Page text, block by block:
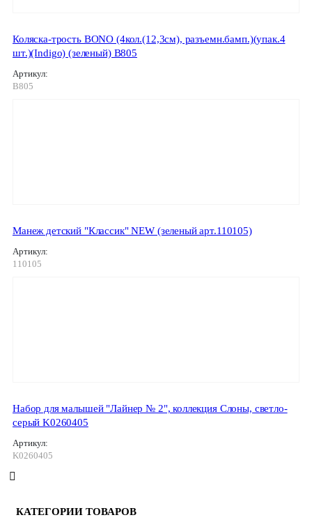
Коляска-трость BONO (4кол.(12,3см), разъемн.бамп.)(упак.4
шт.)(Indigo) (зеленый) B805
Артикул:
B805
Манеж детский "Классик" NEW (зеленый арт.110105)
Артикул:
110105
Набор для малышей "Лайнер № 2", коллекция Слоны, светло-
серый K0260405
Артикул:
K0260405
КАТЕГОРИИ ТОВАРОВ